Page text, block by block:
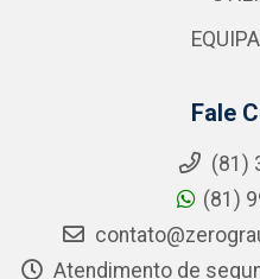
Fale
(81)
(81)
Atendimento de